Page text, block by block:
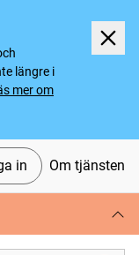
längre i
mer om
in Om tjänsten